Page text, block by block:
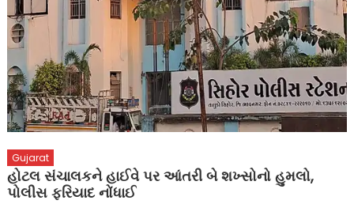
Gujarat
હોટલ સંચાલકને હાઈવે પર આંતરી બે શખ્સોનો હુમલો,
પોલીસ ફરિયાદ નોંધાઈ